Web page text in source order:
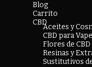
Blog
Carrito
CBD
Aceites y
CBD para
Flores de CBD
Resinas y
Sustitutivos